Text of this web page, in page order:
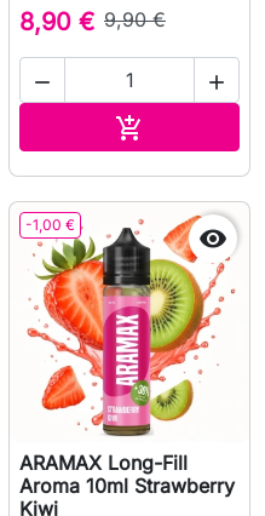
8,90 € 9,90 €
 

-1,00 € 
ARAMAX Long-Fill
Aroma 10ml Strawberry
Kiwi